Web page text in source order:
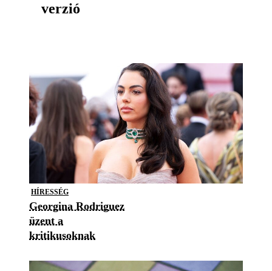
verzió
HÍRESSÉG
Georgina Rodriguez
üzent a
kritikusoknak